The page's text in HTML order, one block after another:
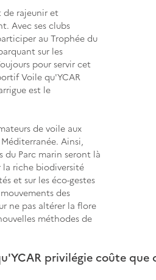
de rajeunir et
Avec ses clubs
au Trophée du
sur les
pour servir cet
Voile qu'YCAR
est le
de voile aux
Ainsi,
du Parc marin seront là
la riche biodiversité
et sur les éco-gestes
des
ne pas altérer la flore
méthodes de
privilégie coûte que